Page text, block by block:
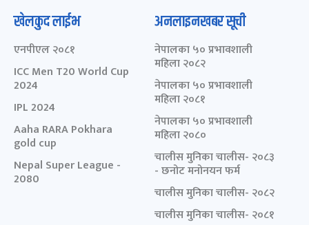
खेलकुद लाईभ
एनपीएल २०८१
ICC Men T20 World Cup
2024
IPL 2024
Aaha RARA Pokhara
gold cup
Nepal Super League -
2080
अनलाइनखबर सूची
नेपालका ५० प्रभावशाली
महिला २०८२
नेपालका ५० प्रभावशाली
महिला २०८१
नेपालका ५० प्रभावशाली
महिला २०८०
चालीस मुनिका चालीस- २०८३
- छनोट मनोनयन फर्म
चालीस मुनिका चालीस- २०८२
चालीस मुनिका चालीस- २०८१